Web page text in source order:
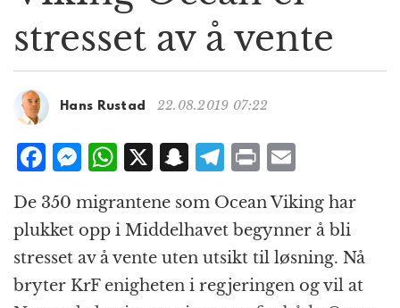
a
i
n
stresset av å vente
Hans Rustad 22.08.2019 07:22
F
a
c
e
b
o
M
e
ss
e
n
g
W
at
s
A
p
X S
a
p
c
h
T
e
g
r
a
P
n
t
m
ai
l
De 350 migrantene som Ocean Viking har
plukket opp i Middelhavet begynner å bli
stresset av å vente uten utsikt til løsning. Nå
bryter KrF enigheten i regjeringen og vil at